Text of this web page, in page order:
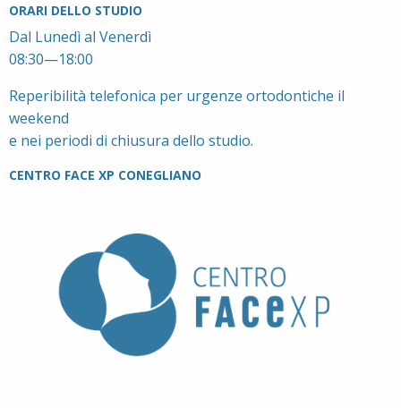
ORARI DELLO STUDIO
Dal Lunedì al Venerdì
08:30—18:00
Reperibilità telefonica per urgenze ortodontiche il
weekend
e nei periodi di chiusura dello studio.
CENTRO FACE XP CONEGLIANO